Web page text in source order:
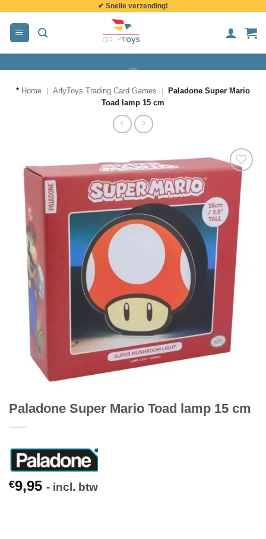
inhoud
✔ Snelle verzending!
* Home ArlyToys Trading Card Games
Paladone Super Mario
Toad lamp 15 cm
Paladone Super Mario Toad lamp 15 cm
€9,95 - incl. btw